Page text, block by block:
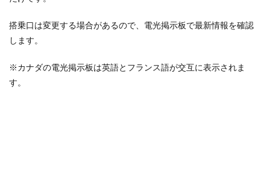
搭乗口は変更する場合があるので、電光掲示板で最新情報を確認
します。
※カナダの電光掲示板は英語とフランス語が交互に表示されま
す。